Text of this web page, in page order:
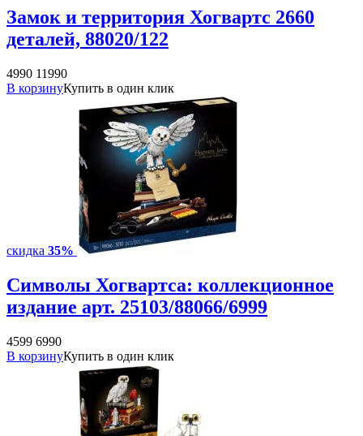
Замок и территория Хогвартс 2660
деталей, 88020/122
4990 11990
В корзинуКупить в один клик
скидка 35%
Символы Хогвартса: коллекционное
издание арт. 25103/88066/6999
4599 6990
В корзинуКупить в один клик